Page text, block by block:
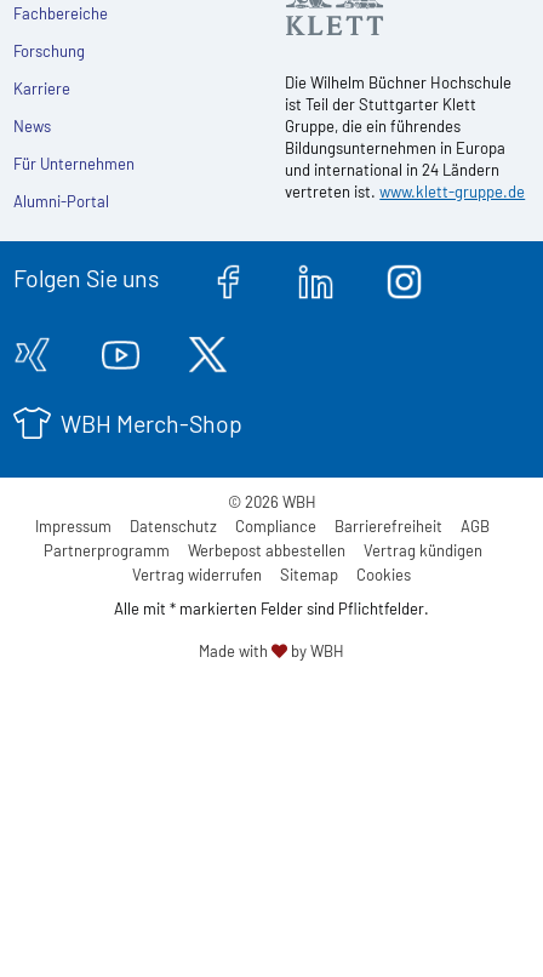
Fachbereiche
Forschung
Karriere
News
Für Unternehmen
Alumni-Portal
Die Wilhelm Büchner Hochschule
ist Teil der Stuttgarter Klett
Gruppe, die ein führendes
Bildungsunternehmen in Europa
und international in 24 Ländern
vertreten ist.www.klett-gruppe.de
Folgen Sie uns
WBH Merch-Shop
© 2026 WBH
Impressum
Datenschutz Compliance Barrierefreiheit
AGB
Partnerprogramm
Werbepost abbestellen
Vertrag kündigen
Vertrag widerrufen
Sitemap
Cookies
Alle mit * markierten Felder sind Pflichtfelder.
Made with by WBH